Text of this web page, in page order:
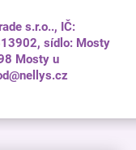
s.r.o.., IČ:
sídlo: Mosty
Mosty u